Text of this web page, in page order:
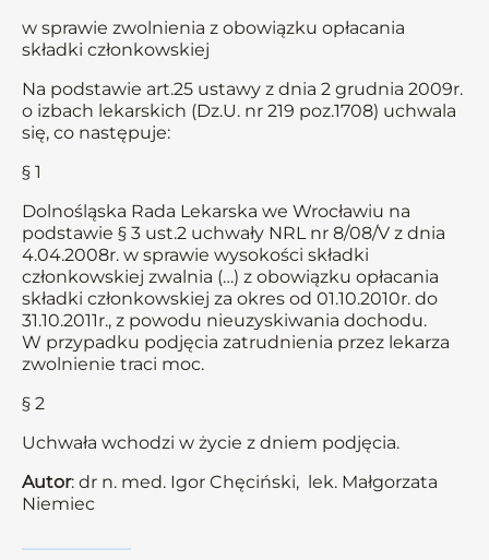
w sprawie zwolnienia z obowiązku opłacania
składki członkowskiej
Na podstawie art.25 ustawy z dnia 2 grudnia 2009r.
o izbach lekarskich (Dz.U. nr 219 poz.1708) uchwala
się, co następuje:
§ 1
Dolnośląska Rada Lekarska we Wrocławiu na
podstawie § 3 ust.2 uchwały NRL nr 8/08/V z dnia
4.04.2008r. w sprawie wysokości składki
członkowskiej zwalnia (…) z obowiązku opłacania
składki członkowskiej za okres od 01.10.2010r. do
31.10.2011r., z powodu nieuzyskiwania dochodu.
W przypadku podjęcia zatrudnienia przez lekarza
zwolnienie traci moc.
§ 2
Uchwała wchodzi w życie z dniem podjęcia.
Autor: dr n. med. Igor Chęciński, lek. Małgorzata
Niemiec